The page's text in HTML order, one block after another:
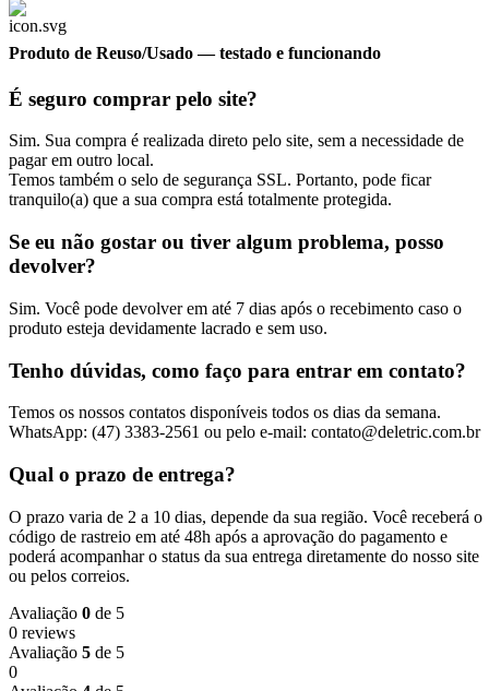
Produto de Reuso/Usado— testado e funcionando
É seguro comprar pelo site?
Sim. Sua compra é realizada direto pelo site, sem a necessidade de
pagar em outro local.
Temos também o selo de segurança SSL. Portanto, pode ficar
tranquilo(a) que a sua compra está totalmente protegida.
Se eu não gostar ou tiver algum problema, posso
devolver?
Sim. Você pode devolver em até 7 dias após o recebimento caso o
produto esteja devidamente lacrado e sem uso.
Tenho dúvidas, como faço para entrar em contato?
Temos os nossos contatos disponíveis todos os dias da semana.
WhatsApp: (47) 3383-2561 ou pelo e-mail: contato@deletric.com.br
Qual o prazo de entrega?
O prazo varia de 2 a 10 dias, depende da sua região. Você receberá o
código de rastreio em até 48h após a aprovação do pagamento e
poderá acompanhar o status da sua entrega diretamente do nosso site
ou pelos correios.
Avaliação 0 de 5
0 reviews
Avaliação 5 de 5
0